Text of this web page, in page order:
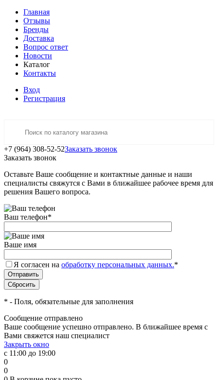
Главная
Отзывы
Бренды
Доставка
Вопрос ответ
Новости
Каталог
Контакты
Вход
Регистрация
+7 (964) 308-52-52Заказать звонок
Заказать звонок
Оставьте Ваше сообщение и контактные данные и наши
специалисты свяжутся с Вами в ближайшее рабочее время для
решения Вашего вопроса.
Ваш телефон*
Ваше имя
Я согласен на обработку персональных данных.*
* - Поля, обязательные для заполнения
Сообщение отправлено
Ваше сообщение успешно отправлено. В ближайшее время с
Вами свяжется наш специалист
Закрыть окно
с 11:00 до 19:00
0
0